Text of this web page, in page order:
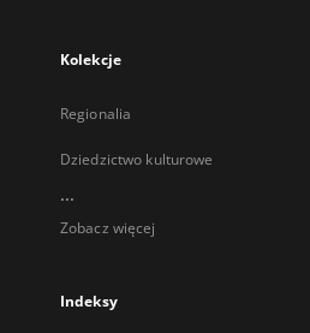
Kolekcje
Regionalia
Dziedzictwo kulturowe
...
Zobacz więcej
Indeksy